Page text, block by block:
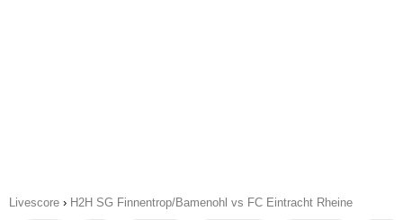
Livescore › H2H SG Finnentrop/Bamenohl vs FC Eintracht Rheine